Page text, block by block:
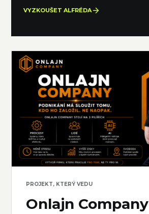
VYZKOUŠET ALFRÉDA
PROJEKT, KTERÝ VEDU
Onlajn Company